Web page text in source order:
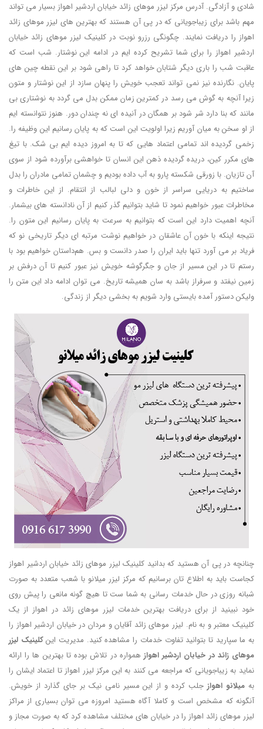
شادی و آزادگی. آدرس مرکز لیزر موهای زائد خیابان اردشیر اهواز بسیار می تواند
مهم باشد برای زیباجویانی که در پی آن هستند که بهترین های لیزر موهای زائد
اهواز را دریافت نمایند. چگونگی رزرو نوبت در کلینیک لیزر موهای زائد خیابان
اردشیر اهواز را برای شما تشریح کرده ایم در ادامه این نوشتار. شب است که
عاقبت شب را باری دیگر شتابان خواهد کرد تا راهی شود بر این نقطه چین های
پایان. نگارنده نیز نمی تواند تعجب خویش را پنهان سازد از این نوشتار و متون
زیرا آنچه به گوش می رسد در کمترین زمان ممکن بدل می گردد به نوشتاری بی
مانند که بنا دارد شر شود بر همگان در آنیده ای نه چندان دور. هنوز نتوانسته ایم
از او سخن به میان آوریم زیرا اولویت این است که به پایان رسانیم این وظیفه را.
زخمی گردیده اند تمامی اعتماد هایی که تا به امروز دیده ایم بی شک. با تیغ
های مکرر کین، دریده گردیده ذهن این انسان تا خواهشی برآورده شود از سوی
آن تازیان. با زورقی شکسته پارو به آب داده بودیم و چشمان تمامی مادران را بدل
ساختیم به دریایی سراسر از خون و دلی لبالب از انتقام. از این خاطرات و
مخاطرات عبور خواهیم نمود تا شاید بتوانیم گذر کنیم از آن نادانسته های بیشمار.
آنچه اهمیت دارد این است که بتوانیم به سرعت به پایان رسانیم این متون را.
نتیجه اینکه با خون آن عاشقان در خواهیم نوشت مرتبه ای دیگر تاریخی نو که
فریاد بر می آورد تنها باید ایران را صدر دانست و بس. هم‌داستان خواهیم بود با
رستم تا در این مسیر از جان و جگرگوشه خویش نیز عبور کنیم تا آن درفش بر
زمین نیفتد و سرفراز باشد به سان همیشه تاریخ. می توان ادامه داد این متن را
ولیکن دستور آمده بایستی وارد شویم به بخشی دیگر از زندگی.
چنانچه در پی آن هستید که بدانید کلینیک لیزر موهای زائد خیابان اردشیر اهواز
کجاست باید به اطلاع تان برسانیم که مرکز لیزر میلانو با شعب متعدد به صورت
شبانه روزی در حال خدمات رسانی به شما ست تا هیچ گونه مانعی را پیش روی
خود نبینید از برای دریافت بهترین خدمات لیزر موهای زائد در اهواز از یک
کلینیک معتبر و به نام. لیزر موهای زائد آقایان و مردان در خیابان اردشیر اهواز را
به ما سپارید تا بتوانید تفاوت خدمات را مشاهده کنید. مدیریت اینکلینیک لیزر
موهای زائد در خیابان اردشیر اهواز همواره در تلاش بوده تا بهترین ها را ارائه
نماید به زیباجویانی که مراجعه می کنند به این مرکز لیزر اهواز تا اعتماد ایشان را
به میلانو اهوازجلب کرده و از این مسیر نامی نیک بر جای گذارد از خویش.
آنگونه که مشخص است و کاملا آگاه هستید امروزه می توان بسیاری از مراکز
لیزر موهای زائد اهواز را در خیابان های مختلف مشاهده کرد که به صورت مجاز و